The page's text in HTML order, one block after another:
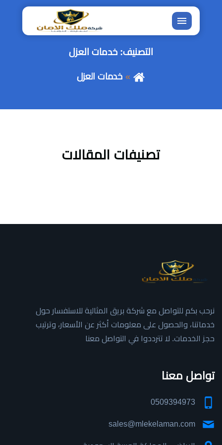
القائمة
التصنيف: خدمات العزل
خدمات العزل
تصنيفات المقالات
نرحب بكم للتواصل مع شركة بريق المثالية للاستفسار حول
خدماتنا، والحصول على معلومات أكثر عن الأسعار، وترتيب
حجز الخدمات. لا تترددوا في التواصل معنا
تواصل معنا